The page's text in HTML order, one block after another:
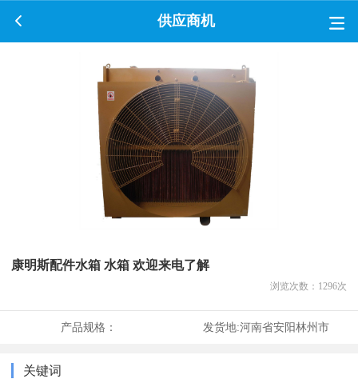
供应商机
康明斯配件水箱 水箱 欢迎来电了解
浏览次数： 1296次
产品规格： 发货地:河南省安阳林州市
关键词